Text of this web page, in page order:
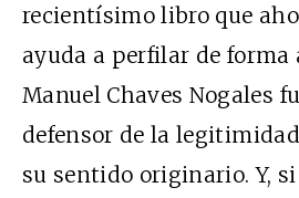
recientísimo libro que
ayuda a perfilar de forma
Manuel Chaves Nogales
defensor de la
su sentido originario. Y,